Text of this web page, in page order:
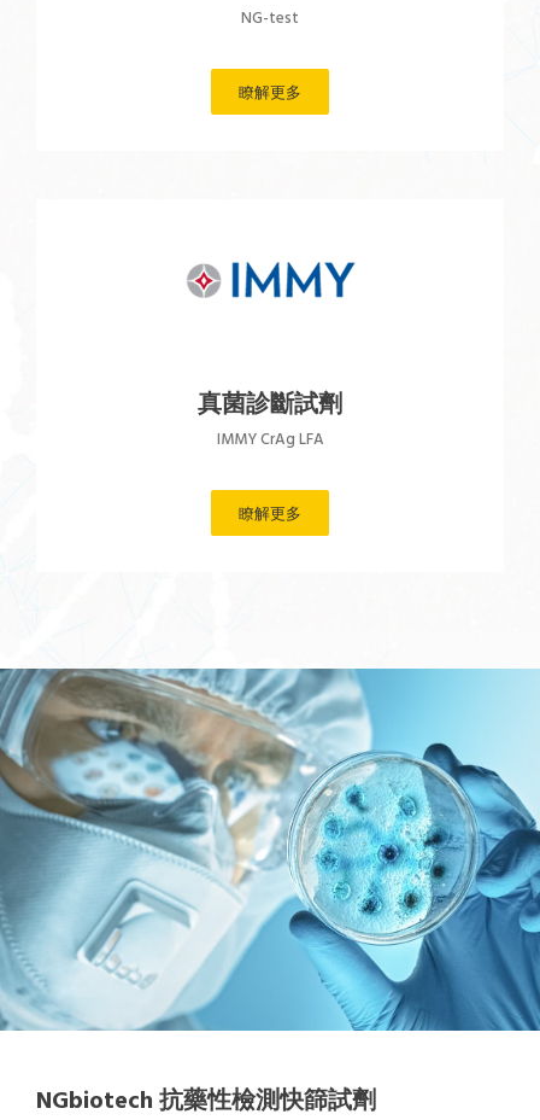
NG-test
瞭解更多
真菌診斷試劑
IMMY CrAg LFA
瞭解更多
NGbiotech 抗藥性檢測快篩試劑